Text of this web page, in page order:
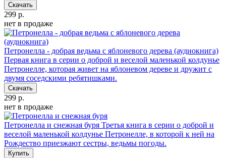
Скачать
299 р.
нет в продаже
Петронелла - добрая ведьма с яблоневого дерева (аудиокнига)
Первая книга в серии о доброй и веселой маленькой колдунье
Петронелле, которая живет на яблоневом дереве и дружит с
двумя соседскими ребятишками.
Скачать
299 р.
нет в продаже
Петронелла и снежная буря Третья книга в серии о доброй и
веселой маленькой колдунье Петронелле, в которой к ней на
Рождество приезжают сестры, ведьмы погоды.
Купить